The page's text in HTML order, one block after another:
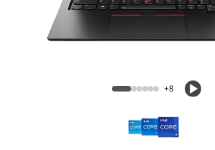
ThinkPad L13 Yoga Gen 4 (13, Intel)
+8